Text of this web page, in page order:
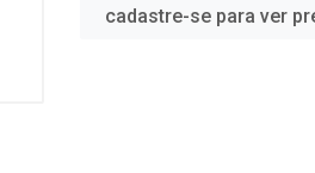
cadastre-se para ver